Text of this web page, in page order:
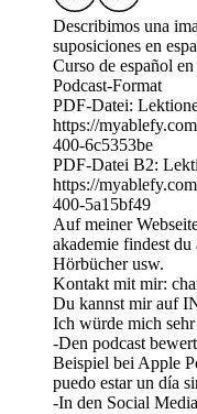
Describimos una
suposiciones en
Curso de español
Podcast-Format
PDF-Datei:
https://
400-6c5353be
PDF-Datei B2:
https://
400-5a15bf49
Auf meiner
akademie findest du
Hörbücher usw.
Kontakt mit mir:
Du kannst mir auf
Ich würde mich
-Den podcast
Beispiel bei Apple
puedo estar un día
-In den Social